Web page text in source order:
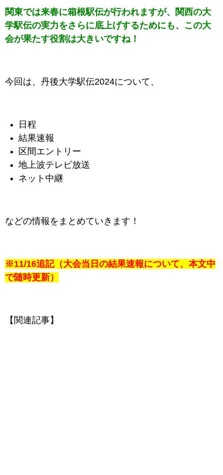
関東では来春に箱根駅伝が行われますが、関西の大
学駅伝の実力をさらに底上げするためにも、この大
会が果たす役割は大きいですね！
今回は、丹後大学駅伝2024について、
日程
結果速報
区間エントリー
地上波テレビ放送
ネット中継
などの情報をまとめていきます！
※11/16追記（大会当日の結果速報について、本文中
で随時更新）
【関連記事】